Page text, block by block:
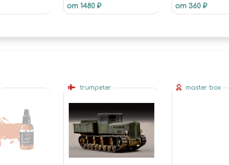
от 1480 ₽ от 360 ₽
trumpeter master box